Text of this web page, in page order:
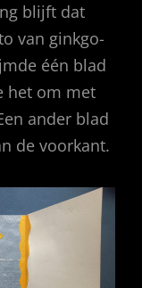
blijft dat
van ginkgo-
één blad
het om met
ander blad
de voorkant.